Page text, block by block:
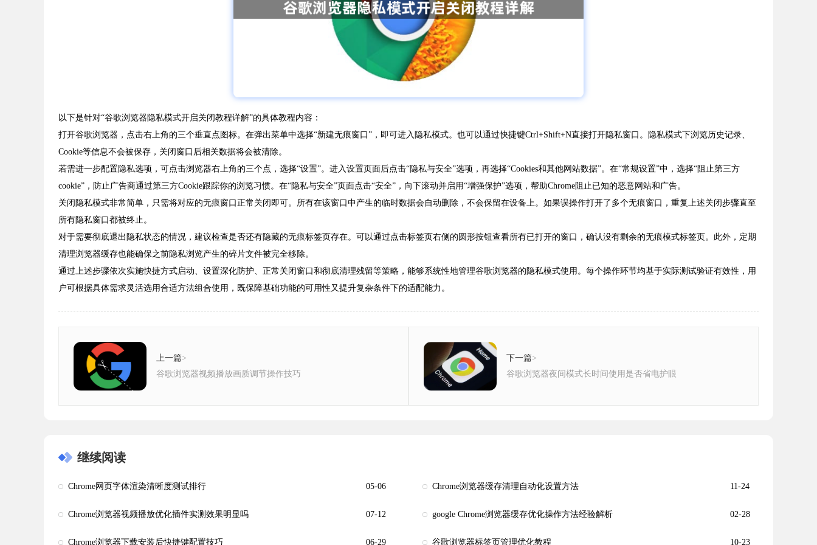
以下是针对“谷歌浏览器隐私模式开启关闭教程详解”的具体教程内容：
打开谷歌浏览器，点击右上角的三个垂直点图标。在弹出菜单中选择“新建无痕窗口”，即可进入隐私模式。也可以通过快捷键Ctrl+Shift+N直接打开隐私窗口。隐私模式下浏览历史记录、
Cookie等信息不会被保存，关闭窗口后相关数据将会被清除。
若需进一步配置隐私选项，可点击浏览器右上角的三个点，选择“设置”。进入设置页面后点击“隐私与安全”选项，再选择“Cookies和其他网站数据”。在“常规设置”中，选择“阻止第三方
cookie”，防止广告商通过第三方Cookie跟踪你的浏览习惯。在“隐私与安全”页面点击“安全”，向下滚动并启用“增强保护”选项，帮助Chrome阻止已知的恶意网站和广告。
关闭隐私模式非常简单，只需将对应的无痕窗口正常关闭即可。所有在该窗口中产生的临时数据会自动删除，不会保留在设备上。如果误操作打开了多个无痕窗口，重复上述关闭步骤直至
所有隐私窗口都被终止。
对于需要彻底退出隐私状态的情况，建议检查是否还有隐藏的无痕标签页存在。可以通过点击标签页右侧的圆形按钮查看所有已打开的窗口，确认没有剩余的无痕模式标签页。此外，定期
清理浏览器缓存也能确保之前隐私浏览产生的碎片文件被完全移除。
通过上述步骤依次实施快捷方式启动、设置深化防护、正常关闭窗口和彻底清理残留等策略，能够系统性地管理谷歌浏览器的隐私模式使用。每个操作环节均基于实际测试验证有效性，用
户可根据具体需求灵活选用合适方法组合使用，既保障基础功能的可用性又提升复杂条件下的适配能力。
上一篇>
谷歌浏览器视频播放画质调节操作技巧
下一篇>
谷歌浏览器夜间模式长时间使用是否省电护眼
继续阅读
Chrome网页字体渲染清晰度测试排行 05-06 Chrome浏览器缓存清理自动化设置方法 11-24
Chrome浏览器视频播放优化插件实测效果明显吗 07-12 google Chrome浏览器缓存优化操作方法经验解析 02-28
Chrome浏览器下载安装后快捷键配置技巧 06-29 谷歌浏览器标签页管理优化教程 10-23